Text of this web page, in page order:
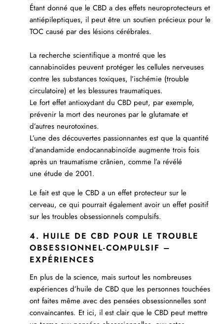
Étant donné que le CBD a des effets neuroprotecteurs et
antiépileptiques, il peut être un soutien précieux pour le
TOC causé par des lésions cérébrales.
La recherche scientifique a montré que les
cannabinoïdes peuvent protéger les cellules nerveuses
contre les substances toxiques, l’ischémie (trouble
circulatoire) et les blessures traumatiques.
Le fort effet antioxydant du CBD peut, par exemple,
prévenir la mort des neurones par le glutamate et
d’autres neurotoxines.
L’une des découvertes passionnantes est que la quantité
d’anandamide endocannabinoïde augmente trois fois
après un traumatisme crânien, comme l’a révélé
une étude de 2001.
Le fait est que le CBD a un effet protecteur sur le
cerveau, ce qui pourrait également avoir un effet positif
sur les troubles obsessionnels compulsifs.
4. HUILE DE CBD POUR LE TROUBLE
OBSESSIONNEL-COMPULSIF –
EXPÉRIENCES
En plus de la science, mais surtout les nombreuses
expériences d’huile de CBD que les personnes touchées
ont faites même avec des pensées obsessionnelles sont
convaincantes. Et ici, il est clair que le CBD peut mettre